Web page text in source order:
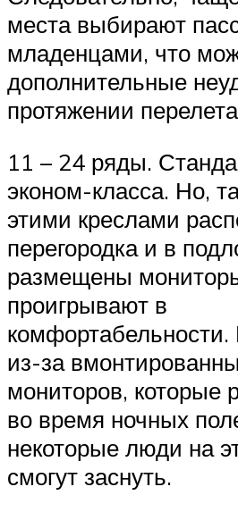
места выбирают
младенцами, что
дополнительные
протяжении
11 – 24 ряды.
эконом-класса. Но,
этими креслами
перегородка и в
размещены
проигрывают в
комфортабельности.
из-за
мониторов, которые
во время ночных
некоторые люди на
смогут заснуть.